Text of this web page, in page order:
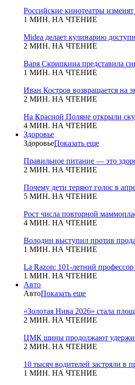
Российские кинотеатры
1 МИН. НА ЧТЕНИЕ
Midea делает кулинарию
2 МИН. НА ЧТЕНИЕ
Варя Скрипкина представила
1 МИН. НА ЧТЕНИЕ
Иван Костров возвращается на
2 МИН. НА ЧТЕНИЕ
На Красной Поляне открыли
4 МИН. НА ЧТЕНИЕ
Здоровье
ЗдоровьеПоказать еще
Правильное питание — это
2 МИН. НА ЧТЕНИЕ
Почему дети теряют голос в
5 МИН. НА ЧТЕНИЕ
Рост числа повторной
4 МИН. НА ЧТЕНИЕ
Володин выступил против
1 МИН. НА ЧТЕНИЕ
La Razon: 101-летний профессор
1 МИН. НА ЧТЕНИЕ
Авто
АвтоПоказать еще
«Золотая Нива 2026» стала
2 МИН. НА ЧТЕНИЕ
ЦМК шины продолжают
2 МИН. НА ЧТЕНИЕ
10 тысяч водителей застряли в
1 МИН. НА ЧТЕНИЕ